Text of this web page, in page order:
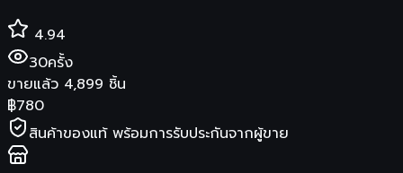
4.94
30ครั้ง
ขายแล้ว 4,899 ชิ้น
฿780
สินค้าของแท้ พร้อมการรับประกันจากผู้ขาย